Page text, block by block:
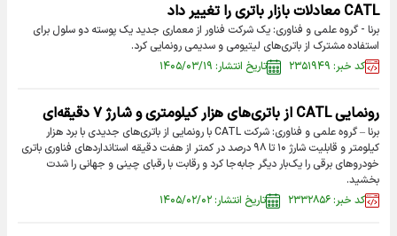
CATL معادلات بازار باتری را تغییر داد
برنا - گروه علمی و فناوری: یک شرکت فناور از معماری جدید یک پوسته دو سلول برای
استفاده مشترک از باتری‌های لیتیومی و سدیمی رونمایی کرد.
کد خبر: ۲۳۵۱۹۴۹
تاریخ انتشار: ۱۴۰۵/۰۳/۱۹
رونمایی CATL از باتری‌های هزار کیلومتری و شارژ ۷ دقیقه‌ای
برنا – گروه علمی و فناوری: شرکت CATL با رونمایی از باتری‌های جدیدی با برد هزار
کیلومتر و قابلیت شارژ ۱۰ تا ۹۸ درصد در کمتر از هفت دقیقه استاندارد‌های فناوری باتری
خودرو‌های برقی را یک‌بار دیگر جابه‌جا کرد و رقابت با رقبای چینی و جهانی را شدت
بخشید.
کد خبر: ۲۳۳۲۸۵۶
تاریخ انتشار: ۱۴۰۵/۰۲/۰۲